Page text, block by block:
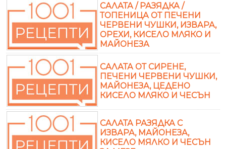
САЛАТА / РАЗЯДКА /
ТОПЕНИЦА ОТ ПЕЧЕНИ
ЧЕРВЕНИ ЧУШКИ, ИЗВАРА,
ОРЕХИ, КИСЕЛО МЛЯКО И
МАЙОНЕЗА
САЛАТА ОТ СИРЕНЕ,
ПЕЧЕНИ ЧЕРВЕНИ ЧУШКИ,
МАЙОНЕЗА, ЦЕДЕНО
КИСЕЛО МЛЯКО И ЧЕСЪН
САЛАТА РАЗЯДКА С
ИЗВАРА, МАЙОНЕЗА,
КИСЕЛО МЯЛКО И ЧЕСЪН